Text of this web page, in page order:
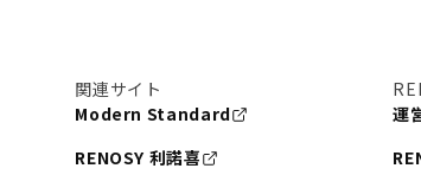
関連サイト
Modern Standard
RENOSY 利諾喜
運